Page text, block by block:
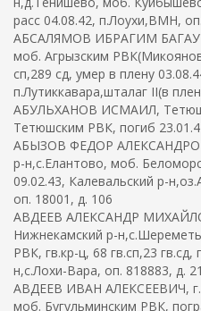
расс 04.08.42, п.Лоухи,ВМН,
АБСАЛЯМОВ ИБРАГИМ
моб. Агрызским
сп,289 сд, умер в плену
п.Лутиккавара,шталаг II(в
АБУЛЬХАНОВ ИСМАИЛ,
Тетюшским РВК, погиб
АБЫЗОВ ФЕДОР
р-н,с.Елантово, моб.
09.02.43, Калевальский р-
оп. 18001, д. 106
АВДЕЕВ АЛЕКСАНДР
Нижнекамский р-
РВК, гв.кр-ц, 68 гв.сп,23
н,с.Лохи-Вара, оп. 818883, д.
АВДЕЕВ ИВАН АЛЕКСЕЕВИЧ,
моб. Бугульминским РВК,